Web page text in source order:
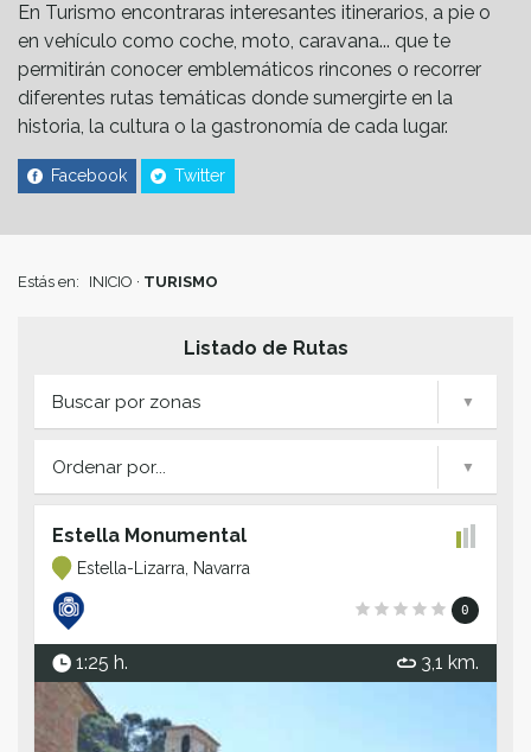
En Turismo encontraras interesantes itinerarios, a pie o
en vehículo como coche, moto, caravana... que te
permitirán conocer emblemáticos rincones o recorrer
diferentes rutas temáticas donde sumergirte en la
historia, la cultura o la gastronomía de cada lugar.
Facebook Twitter
Estás en: INICIO · TURISMO
Listado de Rutas
Ordenar por...
Buscar por zonas
Estella Monumental
Estella-Lizarra, Navarra
0
1:25 h. 3,1 km.